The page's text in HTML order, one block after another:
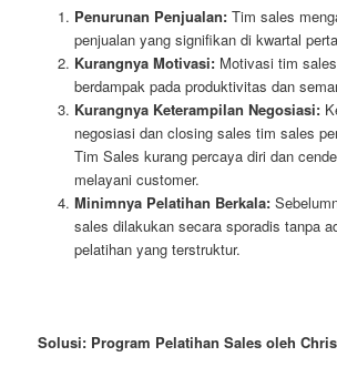
Penurunan Penjualan:Tim sales
penjualan yang signifikan di kwartal
Kurangnya Motivasi:Motivasi tim
berdampak pada produktivitas dan
Kurangnya Keterampilan Negosiasi:
negosiasi dan closing sales tim sales
Tim Sales kurang percaya diri dan
melayani customer.
Minimnya Pelatihan Berkala:
sales dilakukan secara sporadis tanpa
pelatihan yang terstruktur.
Solusi: Program Pelatihan Sales oleh